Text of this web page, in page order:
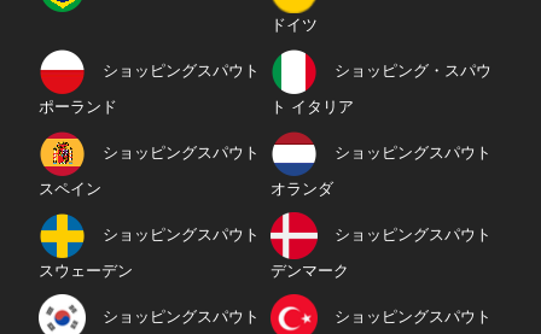
ドイツ
ショッピングスパウト
ポーランド
ショッピング・スパウ
ト イタリア
ショッピングスパウト
スペイン
ショッピングスパウト
オランダ
ショッピングスパウト
スウェーデン
ショッピングスパウト
デンマーク
ショッピングスパウト ショッピングスパウト